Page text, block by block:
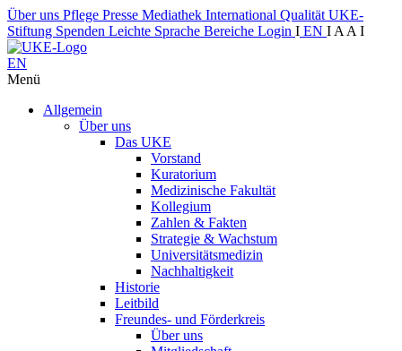
Über uns Pflege Presse Mediathek International Qualität UKE-
Stiftung Spenden Leichte Sprache Bereiche Login I EN I A A I
EN
Menü
Allgemein
Über uns
Das UKE
Vorstand
Kuratorium
Medizinische Fakultät
Kollegium
Zahlen & Fakten
Strategie & Wachstum
Universitätsmedizin
Nachhaltigkeit
Historie
Leitbild
Freundes- und Förderkreis
Über uns